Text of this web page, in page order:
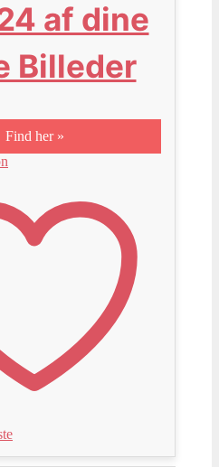
af dine
Billeder
Find her »